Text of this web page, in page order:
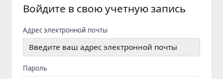
Войдите в свою учетную запись
Адрес электронной почты
Пароль